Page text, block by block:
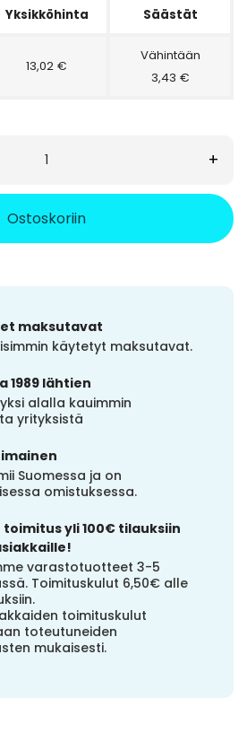
Yksikköhinta Säästät
13,02 €
Vähintään
3,43 €
+
Ostoskoriin
maksutavat
käytetyt maksutavat.
1989 lähtien
alalla kauimmin
yrityksistä
Suomessa ja on
omistuksessa.
toimitus yli 100€ tilauksiin
varastotuotteet 3-5
Toimituskulut 6,50€ alle
toimituskulut
toteutuneiden
mukaisesti.